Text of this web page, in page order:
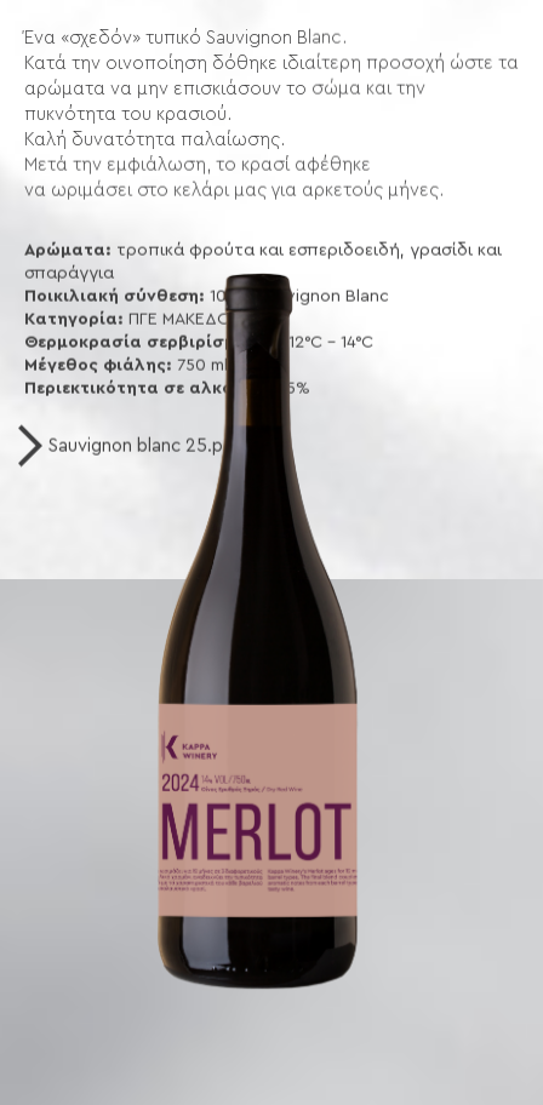
Ένα «σχεδόν» τυπικό Sauvignon Blanc.
Κατά την οινοποίηση δόθηκε ιδιαίτερη προσοχή ώστε τα
αρώματα να μην επισκιάσουν το σώμα και την
πυκνότητα του κρασιού.
Καλή δυνατότητα παλαίωσης.
Μετά την εμφιάλωση, το κρασί αφέθηκε
να ωριμάσει στο κελάρι μας για αρκετούς μήνες.
Αρώματα: τροπικά φρούτα και εσπεριδοειδή, γρασίδι και
σπαράγγια
Ποικιλιακή σύνθεση: 100% Sauvignon Blanc
Κατηγορία: ΠΓΕ ΜΑΚΕΔΟΝΙΑ
Θερμοκρασία σερβιρίσματος: 12°C - 14°C
Μέγεθος φιάλης: 750 ml.
Περιεκτικότητα σε αλκοόλ:
13,5%
Sauvignon blanc 25.pdf